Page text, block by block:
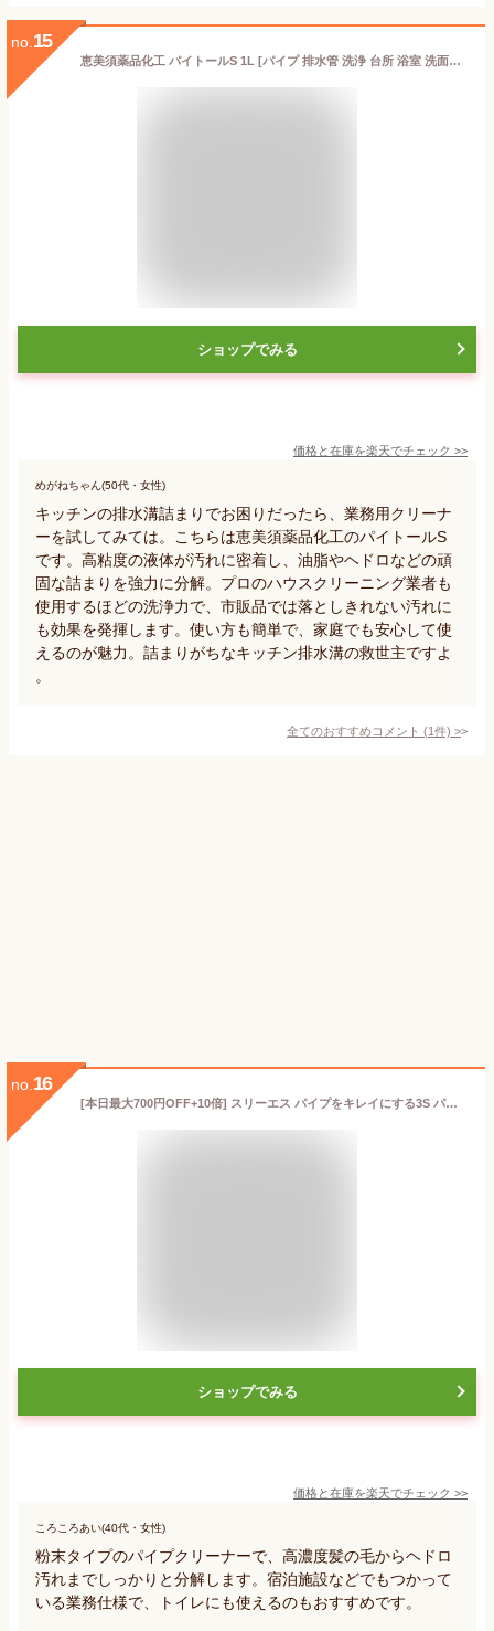
no. 15
恵美須薬品化工 パイトールS 1L [パイプ 排水管 洗浄 台所 浴室 洗面台 排水 パイプ つまり 悪臭]
ショップでみる
価格と在庫を楽天でチェック >>
めがねちゃん(50代・女性)
キッチンの排水溝詰まりでお困りだったら、業務用クリーナ
ーを試してみては。こちらは恵美須薬品化工のパイトールS
です。高粘度の液体が汚れに密着し、油脂やヘドロなどの頑
固な詰まりを強力に分解。プロのハウスクリーニング業者も
使用するほどの洗浄力で、市販品では落としきれない汚れに
も効果を発揮します。使い方も簡単で、家庭でも安心して使
えるのが魅力。詰まりがちなキッチン排水溝の救世主ですよ
。
全てのおすすめコメント (1件) >
no. 16
[本日最大700円OFF+10倍] スリーエス パイプをキレイにする3S パイプクリーナー 排水口 排水溝 パイプクリーナー 業務用 家庭用 洗面台 髪の毛 お風呂 洗濯機 トイレ パイプクリーナー キッチン パイプ詰まり 排水溝 ニオイ 臭い パイプ詰まり 強力 トイレつまり薬剤 日本製
ショップでみる
価格と在庫を楽天でチェック >>
ころころあい(40代・女性)
粉末タイプのパイプクリーナーで、高濃度髪の毛からヘドロ
汚れまでしっかりと分解します。宿泊施設などでもつかって
いる業務仕様で、トイレにも使えるのもおすすめです。